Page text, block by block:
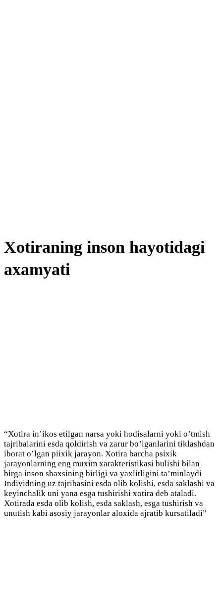
Xotiraning inson hayotidagi
axamyati
“Xotira in’ikos etilgan narsa yoki hodisalarni yoki o’tmish
tajribalarini esda qoldirish va zarur bo’lganlarini tiklashdan
iborat o’lgan piixik jarayon. Xotira barcha psixik
jarayonlarning eng muxim xarakteristikasi bulishi bilan
birga inson shaxsining birligi va yaxlitligini ta’minlaydi
Individning uz tajribasini esda olib kolishi, esda saklashi va
keyinchalik uni yana esga tushirishi xotira deb ataladi.
Xotirada esda olib kolish, esda saklash, esga tushirish va
unutish kabi asosiy jarayonlar aloxida ajratib kursatiladi”